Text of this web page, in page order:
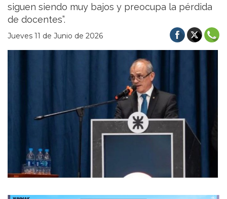
siguen siendo muy bajos y preocupa la pérdida
de docentes”.
Jueves 11 de Junio de 2026